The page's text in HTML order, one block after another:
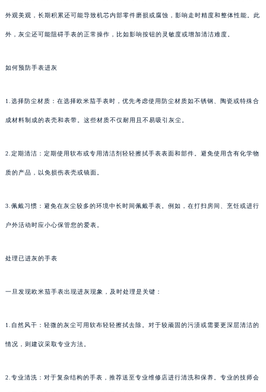
外观美观，长期积累还可能导致机芯内部零件磨损或腐蚀，影响走时精度和整体性能。此
外，灰尘还可能阻碍手表的正常操作，比如影响按钮的灵敏度或增加清洁难度。
如何预防手表进灰
1.选择防尘材质：在选择欧米茄手表时，优先考虑使用防尘材质如不锈钢、陶瓷或特殊合
成材料制成的表壳和表带。这些材质不仅耐用且不易吸引灰尘。
2.定期清洁：定期使用软布或专用清洁剂轻轻擦拭手表表面和部件。避免使用含有化学物
质的产品，以免损伤表壳或镜面。
3.佩戴习惯：避免在灰尘较多的环境中长时间佩戴手表。例如，在打扫房间、烹饪或进行
户外活动时应小心保管您的爱表。
处理已进灰的手表
一旦发现欧米茄手表出现进灰现象，及时处理是关键：
1.自然风干：轻微的灰尘可用软布轻轻擦拭去除。对于较顽固的污渍或需要更深层清洁的
情况，则建议采取专业方法。
2.专业清洗：对于复杂结构的手表，推荐送至专业维修店进行清洗和保养。专业的技师会